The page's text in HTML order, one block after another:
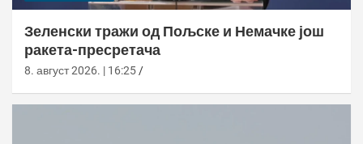
Зеленски тражи од Пољске и Немачке још
ракета-пресретача
8. август 2026. | 16:25